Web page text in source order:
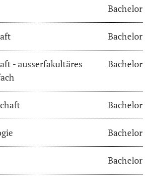
Bachelor
Bachelor
- ausserfakultäres
Bachelor
Bachelor
Bachelor
Bachelor